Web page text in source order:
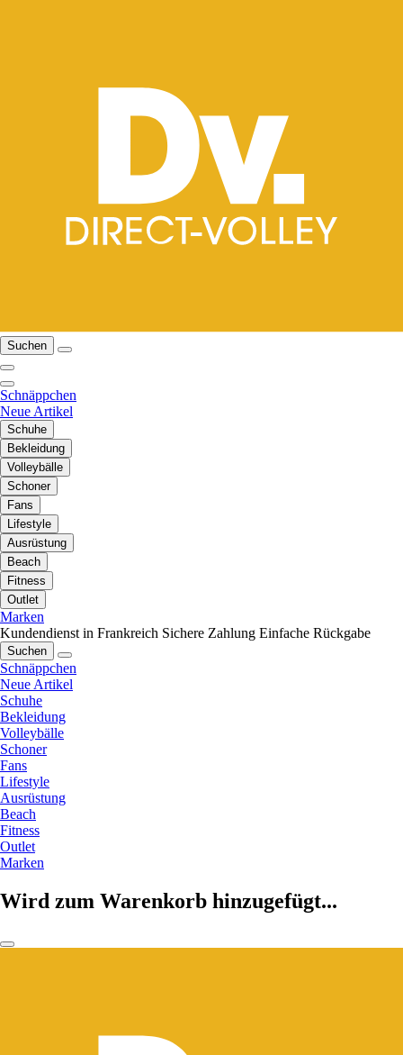
Suchen
Schnäppchen
Neue Artikel
Schuhe
Bekleidung
Volleybälle
Schoner
Fans
Lifestyle
Ausrüstung
Beach
Fitness
Outlet
Marken
Kundendienst in Frankreich Sichere Zahlung Einfache Rückgabe
Suchen
Schnäppchen
Neue Artikel
Schuhe
Bekleidung
Volleybälle
Schoner
Fans
Lifestyle
Ausrüstung
Beach
Fitness
Outlet
Marken
Wird zum Warenkorb hinzugefügt...